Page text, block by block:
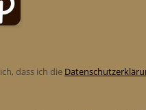
dass ich die